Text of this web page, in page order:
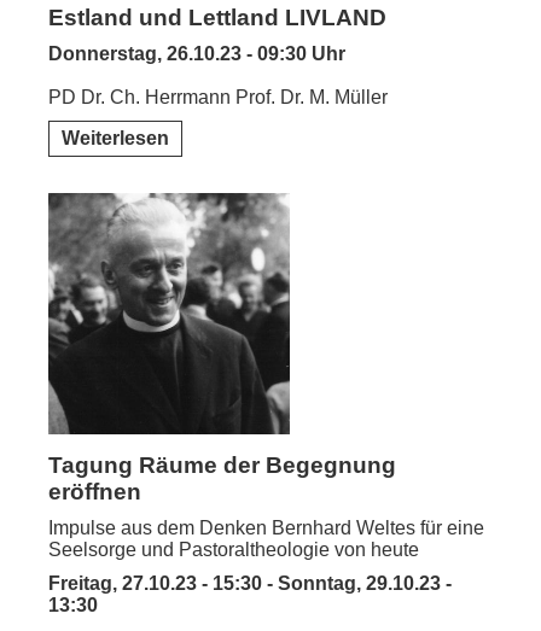
Estland und Lettland LIVLAND
Donnerstag, 26.10.23 - 09:30 Uhr
PD Dr. Ch. Herrmann Prof. Dr. M. Müller
Weiterlesen
Tagung Räume der Begegnung
eröffnen
Impulse aus dem Denken Bernhard Weltes für eine
Seelsorge und Pastoraltheologie von heute
Freitag, 27.10.23 - 15:30 - Sonntag, 29.10.23 -
13:30